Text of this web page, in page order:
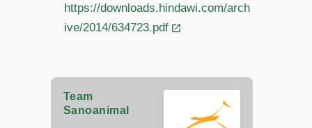
https://downloads.hindawi.com/arch
ive/2014/634723.pdf
Team
Sanoanimal